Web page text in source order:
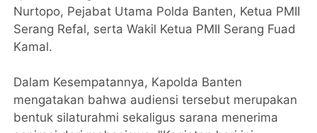
Nurtopo, Pejabat Utama Polda Banten, Ketua PMII
Serang Refal, serta Wakil Ketua PMII Serang Fuad
Kamal.
Dalam Kesempatannya, Kapolda Banten
mengatakan bahwa audiensi tersebut merupakan
bentuk silaturahmi sekaligus sarana menerima